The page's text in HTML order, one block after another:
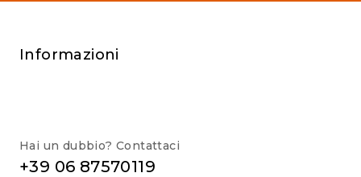
Informazioni
Hai un dubbio? Contattaci
+39 06 87570119